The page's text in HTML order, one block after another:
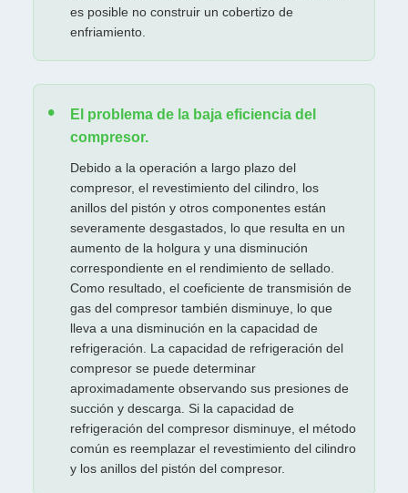
es posible no construir un cobertizo de
enfriamiento.
El problema de la baja eficiencia del
compresor.
Debido a la operación a largo plazo del
compresor, el revestimiento del cilindro, los
anillos del pistón y otros componentes están
severamente desgastados, lo que resulta en un
aumento de la holgura y una disminución
correspondiente en el rendimiento de sellado.
Como resultado, el coeficiente de transmisión de
gas del compresor también disminuye, lo que
lleva a una disminución en la capacidad de
refrigeración. La capacidad de refrigeración del
compresor se puede determinar
aproximadamente observando sus presiones de
succión y descarga. Si la capacidad de
refrigeración del compresor disminuye, el método
común es reemplazar el revestimiento del cilindro
y los anillos del pistón del compresor.